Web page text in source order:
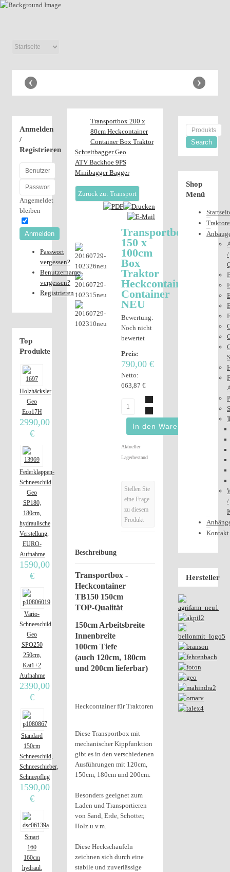
Shop
›
‹
Transportbox 200 x
80cm Heckcontainer
Container Box Traktor
Schreitbagger Geo
ATV Backhoe 9PS
Minibagger Bagger
Zurück zu: Transport
Transportbox
150 x
100cm
Box
Traktor
Heckcontainer
Container
NEU
Bewertung:
Noch nicht
bewertet
Preis:
790,00 €
Netto:
663,87 €
Aktueller
Lagerbestand
Stellen Sie
eine Frage
zu diesem
Produkt
Beschreibung
Transportbox -
Heckcontainer
TB150 150cm
TOP-Qualität
150cm Arbeitsbreite
Innenbreite
100cm Tiefe
(auch 120cm, 180cm
und 200cm lieferbar)
Heckcontainer für Traktoren
Diese Transportbox mit
mechanischer Kippfunktion
gibt es in den verschiedenen
Ausführungen mit 120cm,
150cm, 180cm und 200cm.
Besonders geeignet zum
Laden und Transportieren
von Sand, Erde, Schotter,
Holz u.v.m.
Diese Heckschaufeln
zeichnen sich durch eine
stabile und zuverlässige
Anmelden
/
Registrieren
Angemeldet
bleiben
Anmelden
Passwort
vergessen?
Benutzername
vergessen?
Registrieren
Top
Produkte
Holzhäcksler
Geo
Eco17H
2990,00
€
Federklappen-
Schneeschild
Geo
SP180,
180cm,
hydraulische
Verstellung,
EURO-
Aufnahme
1590,00
€
Vario-
Schneeschild
Geo
SPO250
250cm,
Kat1+2
Aufnahme
2390,00
€
Standard
150cm
Schneeschild,
Schneeschieber,
Schneepflug
1590,00
€
Smart
160
160cm
hydraul.
Shop
Menü
/
/
Kontakt
Hersteller